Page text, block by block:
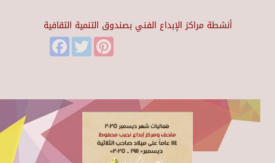
أنشطة مراكز الإبداع الفني بصندوق التنمية الثقافية
FacebookTwitter